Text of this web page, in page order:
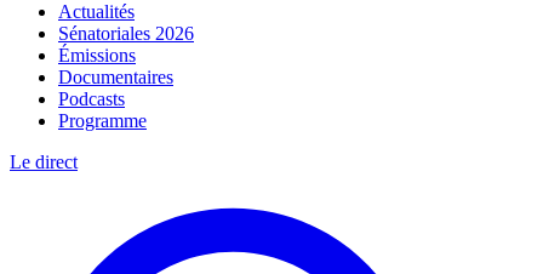
Actualités
Sénatoriales 2026
Émissions
Documentaires
Podcasts
Programme
Le direct